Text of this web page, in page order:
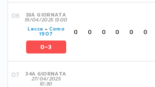
33A GIORNATA
19/04/2025 13:00
Lecce - Como
1907
0-3
0 0 0 0 0 0
34A GIORNATA
27/04/2025
10:30